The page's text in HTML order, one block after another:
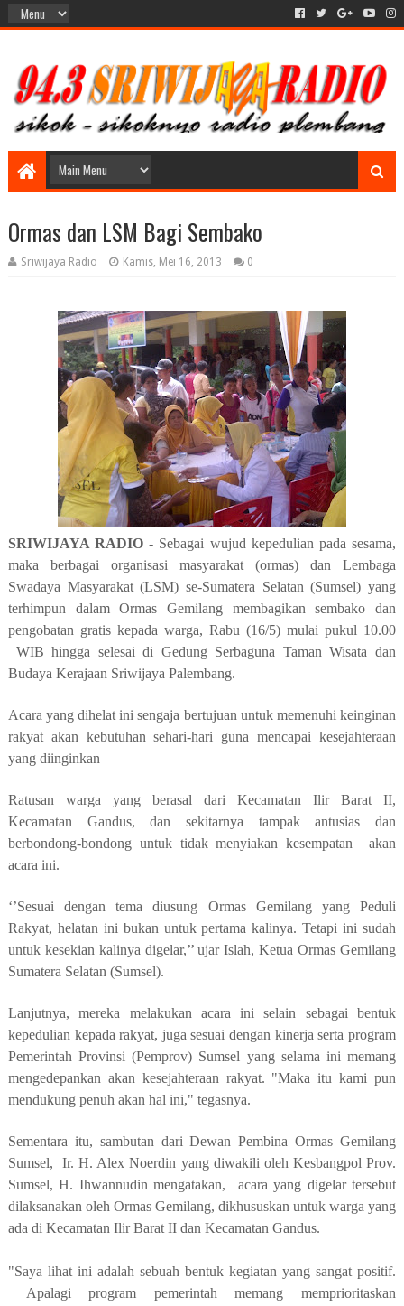
Ormas dan LSM Bagi Sembako
Sriwijaya Radio Kamis, Mei 16, 2013 0
SRIWIJAYA RADIO - Sebagai wujud kepedulian pada sesama,
maka berbagai organisasi masyarakat (ormas) dan Lembaga
Swadaya Masyarakat (LSM) se-Sumatera Selatan (Sumsel) yang
terhimpun dalam Ormas Gemilang membagikan sembako dan
pengobatan gratis kepada warga, Rabu (16/5) mulai pukul 10.00
WIB hingga selesai di Gedung Serbaguna Taman Wisata dan
Budaya Kerajaan Sriwijaya Palembang.
Acara yang dihelat ini sengaja bertujuan untuk memenuhi keinginan
rakyat akan kebutuhan sehari-hari guna mencapai kesejahteraan
yang diinginkan
Ratusan warga yang berasal dari Kecamatan Ilir Barat II,
Kecamatan Gandus, dan sekitarnya tampak antusias dan
berbondong-bondong untuk tidak menyiakan kesempatan akan
acara ini.
‘’Sesuai dengan tema diusung Ormas Gemilang yang Peduli
Rakyat, helatan ini bukan untuk pertama kalinya. Tetapi ini sudah
untuk kesekian kalinya digelar,’’ ujar Islah, Ketua Ormas Gemilang
Sumatera Selatan (Sumsel).
Lanjutnya, mereka melakukan acara ini selain sebagai bentuk
kepedulian kepada rakyat, juga sesuai dengan kinerja serta program
Pemerintah Provinsi (Pemprov) Sumsel yang selama ini memang
mengedepankan akan kesejahteraan rakyat. "Maka itu kami pun
mendukung penuh akan hal ini," tegasnya.
Sementara itu, sambutan dari Dewan Pembina Ormas Gemilang
Sumsel, Ir. H. Alex Noerdin yang diwakili oleh Kesbangpol Prov.
Sumsel, H. Ihwannudin mengatakan, acara yang digelar tersebut
dilaksanakan oleh Ormas Gemilang, dikhususkan untuk warga yang
ada di Kecamatan Ilir Barat II dan Kecamatan Gandus.
"Saya lihat ini adalah sebuah bentuk kegiatan yang sangat positif.
Apalagi program pemerintah memang memprioritaskan